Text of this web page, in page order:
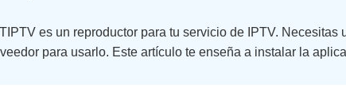
es un reproductor para tu servicio de IPTV. Necesitas
para usarlo. Este artículo te enseña a instalar la